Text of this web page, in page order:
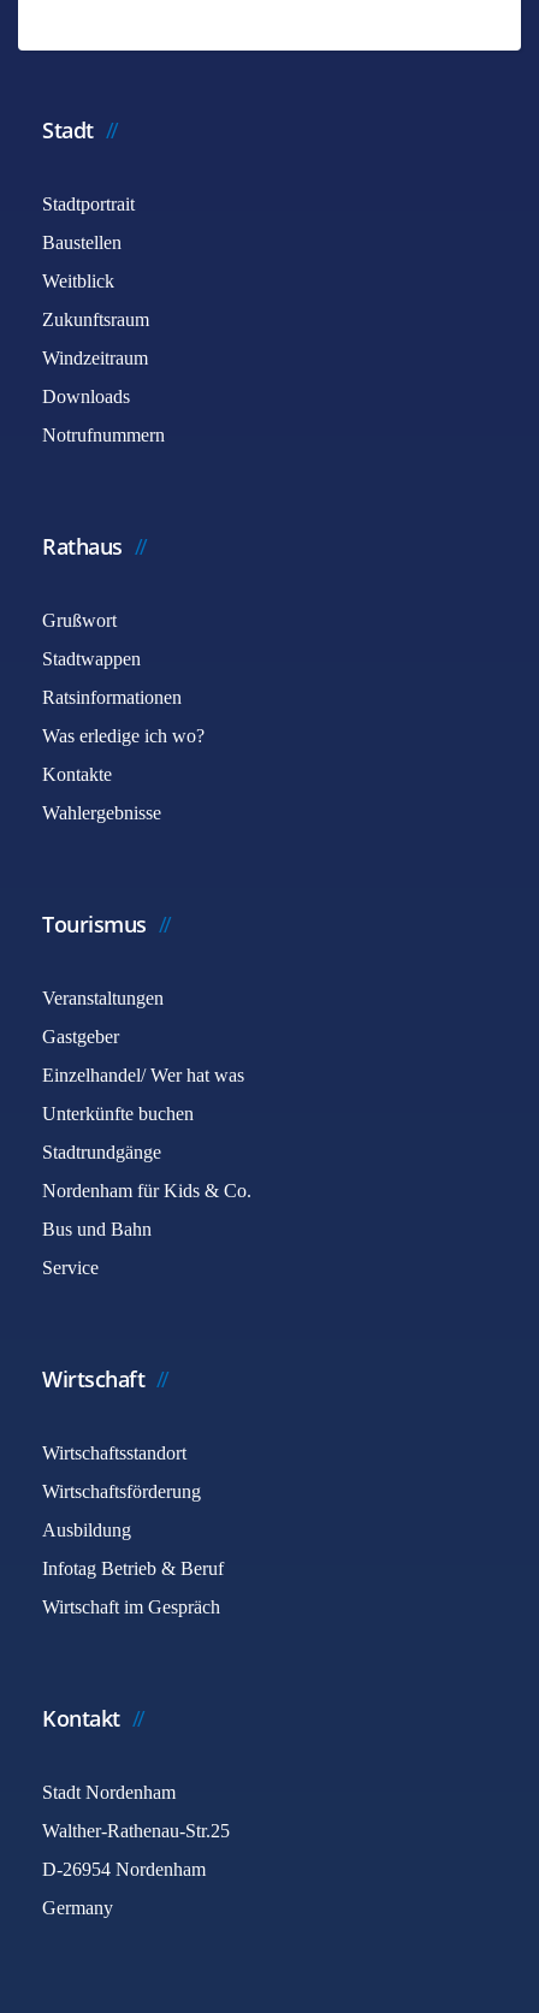
Stadt
Stadtportrait
Baustellen
Weitblick
Zukunftsraum
Windzeitraum
Downloads
Notrufnummern
Rathaus
Grußwort
Stadtwappen
Ratsinformationen
Was erledige ich wo?
Kontakte
Wahlergebnisse
Tourismus
Veranstaltungen
Gastgeber
Einzelhandel/ Wer hat was
Unterkünfte buchen
Stadtrundgänge
Nordenham für Kids & Co.
Bus und Bahn
Service
Wirtschaft
Wirtschaftsstandort
Wirtschaftsförderung
Ausbildung
Infotag Betrieb & Beruf
Wirtschaft im Gespräch
Kontakt
Stadt Nordenham
Walther-Rathenau-Str.25
D-26954 Nordenham
Germany